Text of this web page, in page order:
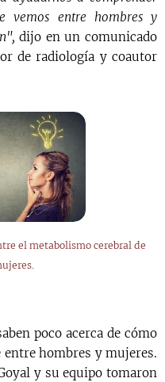
vemos entre hombres y
dijo en un comunicado
de radiología y coautor
el metabolismo cerebral de
poco acerca de cómo
hombres y mujeres.
y su equipo tomaron